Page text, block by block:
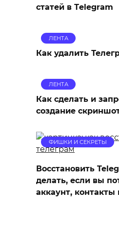
статей в Тelegram
ЛЕНТА
Как удалить
ЛЕНТА
Как сделать и
создание
ФИШКИ И СЕКРЕТЫ
Восстановить
делать, если вы
аккаунт,